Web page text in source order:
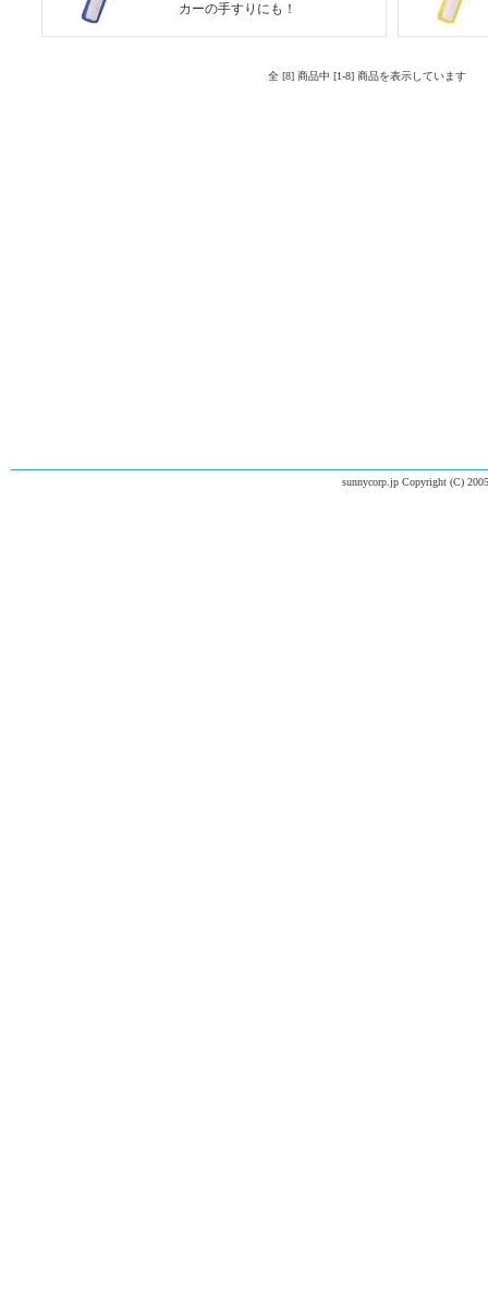
カーの手すりにも！
全 [8] 商品中 [1-8] 商品を表示しています
sunnycorp.jp Copyright (C)